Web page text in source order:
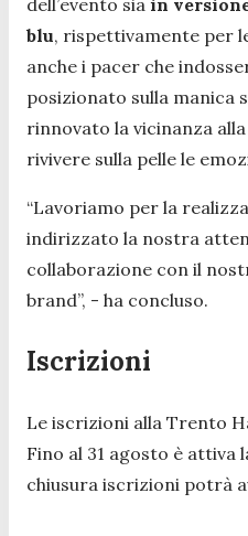
dell’evento sia in
blu, rispettivamente per
anche i pacer che
posizionato sulla manica
rinnovato la vicinanza
rivivere sulla pelle le
“Lavoriamo per la
indirizzato la nostra
collaborazione con il
brand”, - ha concluso.
Iscrizioni
Le iscrizioni alla Trento
Fino al 31 agosto è
chiusura iscrizioni potrà